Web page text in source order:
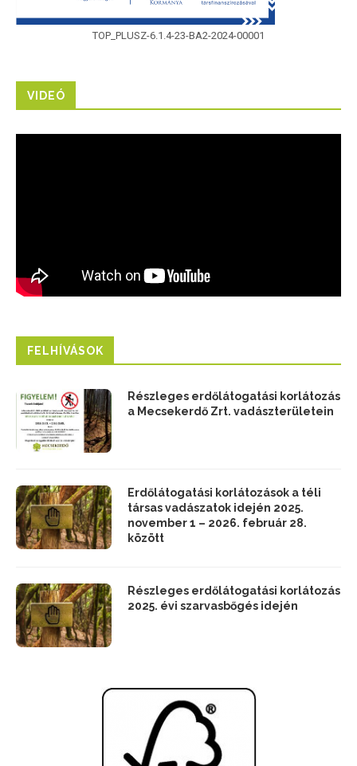
TOP_PLUSZ-6.1.4-23-BA2-2024-00001
VIDEÓ
FELHÍVÁSOK
Részleges erdőlátogatási korlátozás
a Mecsekerdő Zrt. vadászterületein
Erdőlátogatási korlátozások a téli
társas vadászatok idején 2025.
november 1 – 2026. február 28.
között
Részleges erdőlátogatási korlátozás
2025. évi szarvasbőgés idején